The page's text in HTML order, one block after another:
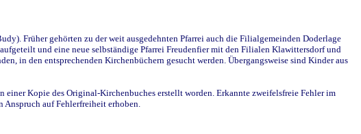
Früher gehörten zu der weit ausgedehnten Pfarrei auch die Filialgemeinden Doderlage
und eine neue selbständige Pfarrei Freudenfier mit den Filialen Klawittersdorf und
in den entsprechenden Kirchenbüchern gesucht werden. Übergangsweise sind Kinder aus
Kopie des Original-Kirchenbuches erstellt worden. Erkannte zweifelsfreie Fehler im
auf Fehlerfreiheit erhoben.